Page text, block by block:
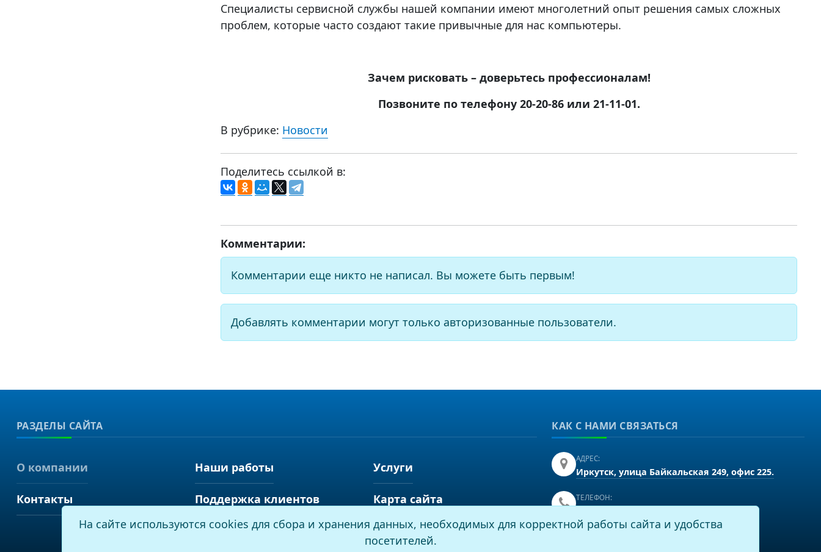
Специалисты сервисной службы нашей компании имеют многолетний опыт решения самых сложных
проблем, которые часто создают такие привычные для нас компьютеры.
Зачем рисковать – доверьтесь профессионалам!
Позвоните по телефону 20-20-86 или 21-11-01.
В рубрике: Новости
Поделитесь ссылкой в:
Комментарии:
Комментарии еще никто не написал. Вы можете быть первым!
Добавлять комментарии могут только авторизованные пользователи.
РАЗДЕЛЫ САЙТА
О компании Наши работы Услуги
Контакты Поддержка клиентов Карта сайта
КАК С НАМИ СВЯЗАТЬСЯ
АДРЕС:
Иркутск, улица Байкальская 249, офис 225.
ТЕЛЕФОН:
На сайте используются cookies для сбора и хранения данных, необходимых для корректной работы сайта и удобства
посетителей.